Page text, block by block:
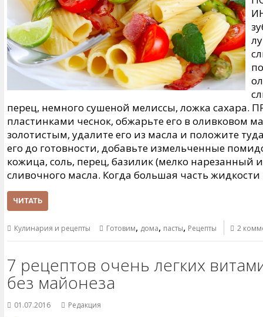
перец, немного сушеной мелиссы, ложка сахара.
пластинками чеснок, обжарьте его в оливковом
золотистым, удалите его из масла и положите
его до готовности, добавьте измельченные
кожица, соль, перец, базилик (мелко нарезанный
сливочного масла. Когда большая часть
ЧИТАТЬ
Кулинария и рецепты Готовим, дома, пасты, Рецепты 2
7 рецептов очень легких
без майонеза
01.07.2016 Редакция